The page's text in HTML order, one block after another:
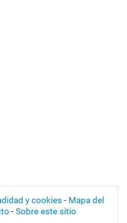
y cookies - Mapa del
- Sobre este sitio